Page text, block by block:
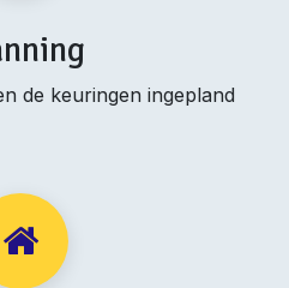
de keuringen ingepland